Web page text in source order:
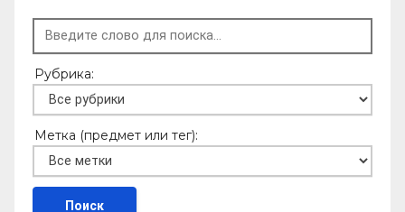
Рубрика:
Метка (предмет или тег):